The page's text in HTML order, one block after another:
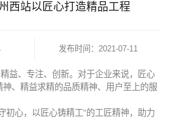
西站以匠心打造精品工程
发布时间：2021-07-11
益、专注、创新。对于企业来说，匠心
、精益求精的品质精神、用户至上的服
初心，以匠心铸精工“的工匠精神，助力